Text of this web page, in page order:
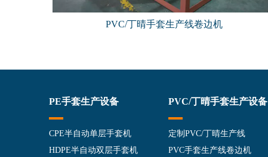
PVC/丁晴手套生产线卷边机
PE手套生产设备
CPE半自动单层手套机
HDPE半自动双层手套机
PVC/丁晴手套生产设备
定制PVC/丁晴生产线
PVC手套生产线卷边机